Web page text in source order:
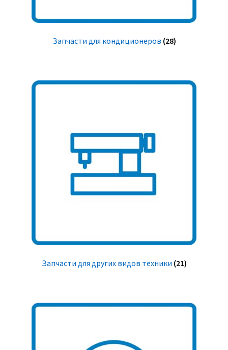
Запчасти для кондиционеров (28)
Запчасти для других видов техники (21)